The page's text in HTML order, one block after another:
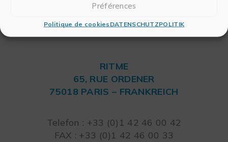
Préférences
Politique de cookies DATENSCHUTZPOLITIK
RITME
65, RUE ORDENER
75018 PARIS – FRANKREICH
Telefon : +33 (0)1 42 46 00 42
FAX : +33 (0)1 42 46 00 33